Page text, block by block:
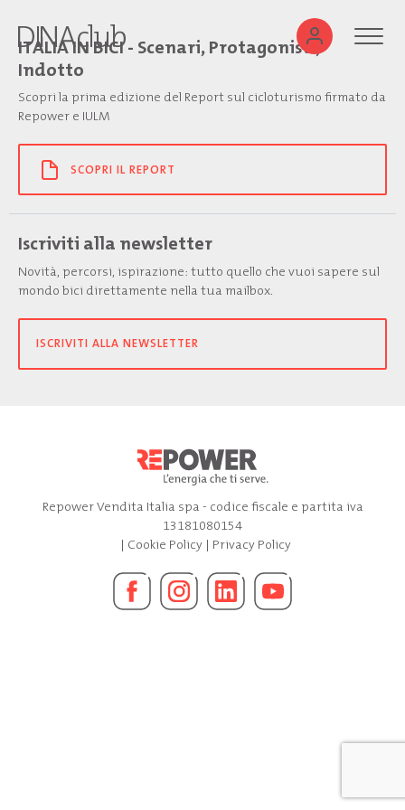
ITALIA IN BICI - Scenari, Protagonisti,
Indotto
Scopri la prima edizione del Report sul cicloturismo firmato da
Repower e IULM
SCOPRI IL REPORT
Iscriviti alla newsletter
Novità, percorsi, ispirazione: tutto quello che vuoi sapere sul
mondo bici direttamente nella tua mailbox.
ISCRIVITI ALLA NEWSLETTER
Repower Vendita Italia spa - codice fiscale e partita iva
13181080154
| Cookie Policy| Privacy Policy